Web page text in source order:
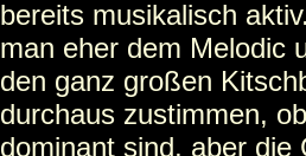
bereits musikalisch
man eher dem Melodic
den ganz großen
durchaus zustimmen,
dominant sind, aber die